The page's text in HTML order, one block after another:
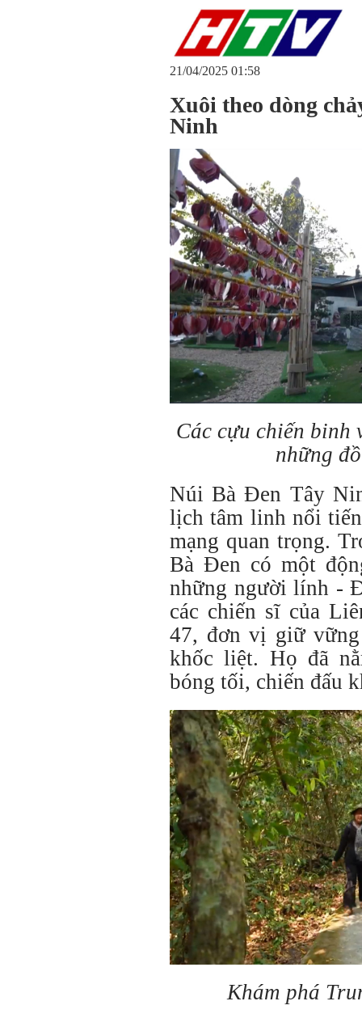
21/04/2025 01:58
Xuôi theo dòng
Ninh
Các cựu chiến binh
những
Núi Bà Đen Tây
lịch tâm linh nổi
mạng quan trọng.
Bà Đen có một
những người lính -
các chiến sĩ của
47, đơn vị giữ
khốc liệt. Họ đã
bóng tối, chiến đấu
Khám phá